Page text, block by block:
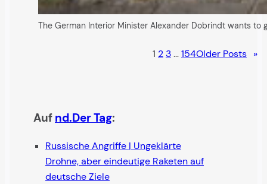
The German Interior Minister Alexander Dobrindt wants
1 2 3…154Older Posts »
Auf nd.Der Tag:
Russische Angriffe | Ungeklärte
Drohne, aber eindeutige Raketen auf
deutsche Ziele